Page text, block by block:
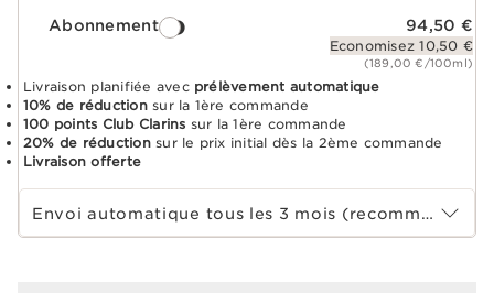
Abonnement 94,50 €
Economisez 10,50 €
(189,00 €/100ml)
Livraison planifiée avec prélèvement automatique
10% de réductionsur la 1ère commande
100 points Club Clarins sur la 1ère commande
20% de réductionsur le prix initial dès la 2ème commande
Livraison offerte
Choisir la période d''abonnement
Envoi automatique tous les 3 mois (recommandé)